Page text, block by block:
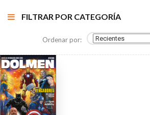
FILTRAR POR CATEGORÍA
Ordenar por: